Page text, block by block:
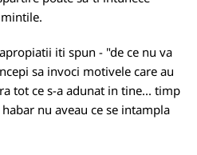
iti spun - "de ce nu va
sa invoci motivele care au
tot ce s-a adunat in tine... timp
nu aveau ce se intampla